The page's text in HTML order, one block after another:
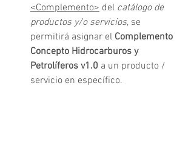
<Complemento> del catálogo de
productos y/o servicios, se
permitirá asignar el Complemento
Concepto Hidrocarburos y
Petrolíferos v1.0 a un producto /
servicio en específico.